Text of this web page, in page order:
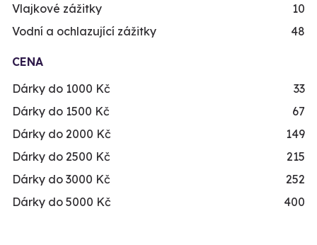
Vlajkové zážitky
10
Vodní a ochlazující zážitky
48
CENA
Dárky do 1000 Kč
33
Dárky do 1500 Kč
67
Dárky do 2000 Kč
149
Dárky do 2500 Kč
215
Dárky do 3000 Kč
252
Dárky do 5000 Kč
400